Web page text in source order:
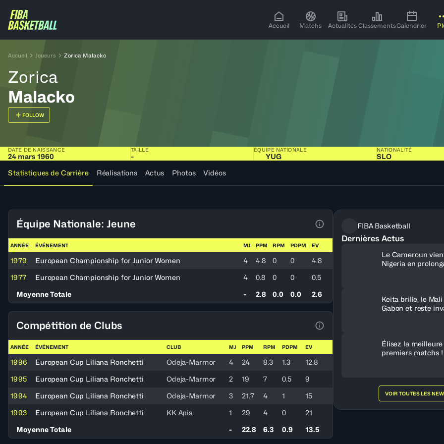
Accueil Matchs Actualités ClassementsCalendrier
Accueil Joueurs Zorica Malacko
Zorica
Malacko
FOLLOW
DATE DE NAISSANCE
24 mars 1960
TAILLE
-
ÉQUIPE NATIONALE
YUG
NATIONALITÉ
SLO
Statistiques de Carrière
Réalisations Actus Photos Vidéos
Équipe Nationale: Jeune
Voir la Légende du Tableau
ANNÉE ÉVÉNEMENT MJ PPM RPM PDPM EV
1979 European Championship for Junior Women 4 4.8 0 0
4.8
1977
European Championship for Junior Women 4 0.8 0 0
0.5
Moyenne Totale
- 2.8 0.0 0.0 2.6
Compétition de Clubs
ANNÉE ÉVÉNEMENT CLUB MJ PPM RPM PDPM EV
1996 European Cup Liliana Ronchetti Odeja-Marmor 4 24 8.3 1.3
12.8
1995
European Cup Liliana Ronchetti Odeja-Marmor 2 19 7 0.5
9
1994
European Cup Liliana Ronchetti Odeja-Marmor 3 21.7 4 1
15
1993
European Cup Liliana Ronchetti KK Apis 1 29 4 0
21
Moyenne Totale
- 22.8 6.3 0.9 13.5
FIBA Basketball
Dernières Actus
Le Cameroun
Nigeria en
Keita brille, le
Gabon et reste
Élisez la
premiers matchs !
VOIR TOUTES LES